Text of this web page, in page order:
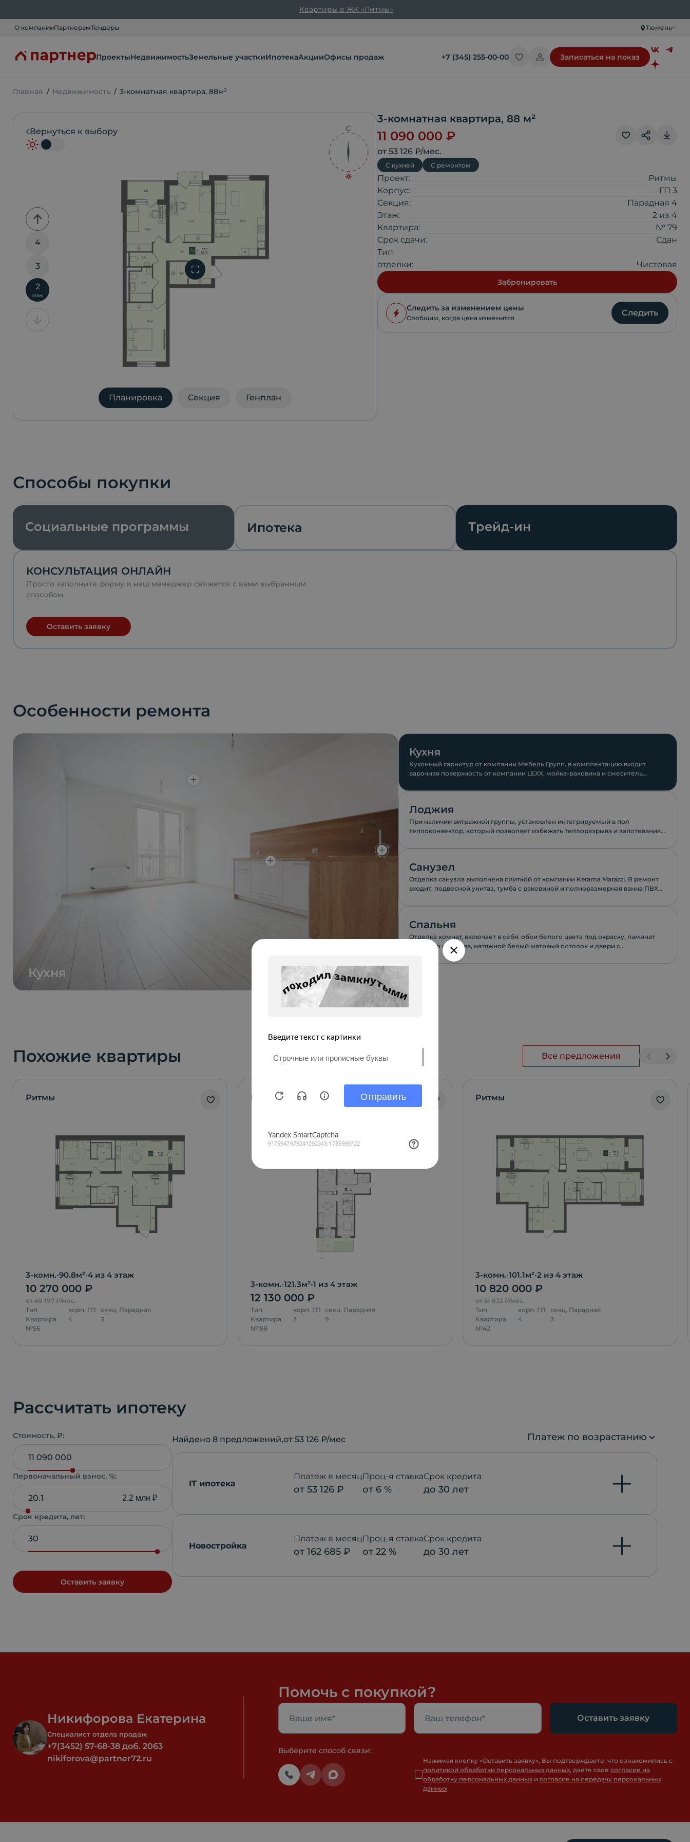
Квартиры в ЖК «Ритмы»
О компанииПартнерамТендеры Тюмень
ПроектыНедвижимостьЗемельные участкиИпотекаАкцииОфисы продаж +7 (345) 255-00-00 Записаться на показ
Главная Недвижимость 3-комнатная квартира, 88м²
Вернуться к выбору
4
3
2
этаж
Планировка Секция Генплан
3-комнатная квартира, 88 м²
11 090 000₽
от53 126₽/мес.
Отправить по почте
WhatsApp
С кухней С ремонтом
Проект:
Ритмы
Корпус:
ГП 3
Секция:
Парадная 4
Этаж:
2 из 4
Квартира:
№ 79
Срок сдачи:
Сдан
Тип
отделки:
Чистовая
Забронировать
Следить за изменением цены
Сообщим, когда цена изменится
Следить
Способы покупки
Социальные программы Ипотека Трейд-ин
КОНСУЛЬТАЦИЯ ОНЛАЙН
Просто заполните форму и наш менеджер свяжется с вами выбранным
способом.
Оставить заявку
Особенности ремонта
Кухня
Кухня
Кухонный гарнитур от компании Мебель Групп, в комплектацию входит
варочная поверхность от компании LEXX, мойка-раковина и смеситель
Лоджия
При наличии витражной группы, установлен интегрируемый в пол
теплоконвектор, который позволяет избежать теплоразрыва и запотевания
Санузел
Отделка санузла выполнена плиткой от компании Keramа Marazzi. В ремонт
входит: подвесной унитаз, тумба с раковиной и полноразмерная ванна ПВХ
Спальня
Отделка комнат, включает в себя: обои белого цвета под окраску, ламинат
высокого качества, натяжной белый матовый потолок и двери с
качественной фурнитурой.
Похожие квартиры Все предложения
Ритмы
3-комн.•90.8м²•4 из 4 этаж
10 270 000 ₽
от 49 197 ₽/мес.
Тип
Квартира
корп. ГП
4
секц. Парадная
3
№56
Ритмы
3-комн.•121.3м²•1 из 4 этаж
12 130 000 ₽
Тип
Квартира
корп. ГП
3
секц. Парадная
9
№158
Ритмы
3-комн.•101.1м²•2 из 4 этаж
10 820 000 ₽
от 51 832 ₽/мес.
Тип
Квартира
корп. ГП
4
секц. Парадная
3
№42
Рассчитать ипотеку
Стоимость, ₽:
Первоначальный взнос, %:
2.2 млн ₽
Срок кредита, лет:
Оставить заявку
Найдено 8 предложений,от 53 126 ₽/мес Платеж по возрастанию
IT ипотека
Платеж в месяц
от 53 126 ₽
Проц-я ставка
от 6 %
Срок кредита
до 30 лет
Новостройка
Платеж в месяц
от 162 685 ₽
Проц-я ставка
от 22 %
Срок кредита
до 30 лет
Никифорова Екатерина
Специалист отдела продаж
+7(3452) 57-68-38 доб. 2063
nikiforova@partner72.ru
Помочь с покупкой?
Оставить заявку
Выберите способ связи:
Нажимая кнопку «Оставить заявку», Вы подтверждаете, что ознакомились с
политикой обработки персональных данных, даёте свое согласие на
обработку персональных данных и согласие на передачу персональных
данных